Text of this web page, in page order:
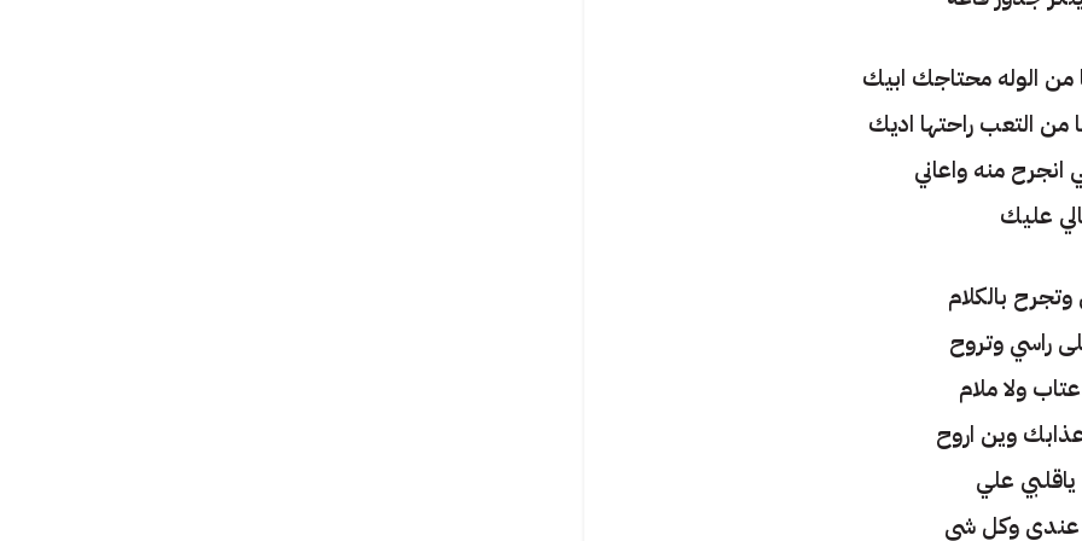
من الوله محتاجك ابيك
من التعب راحتها اديك
منه واعاني
عليك
بالكلام
راسي وتروح
ولا ملام
وين اروح
ياقلبي علي
عندي وكل شي